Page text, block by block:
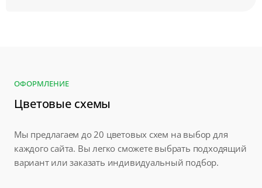
ОФОРМЛЕНИЕ
Цветовые схемы
Мы предлагаем до 20 цветовых схем на выбор для
каждого сайта. Вы легко сможете выбрать подходящий
вариант или заказать индивидуальный подбор.